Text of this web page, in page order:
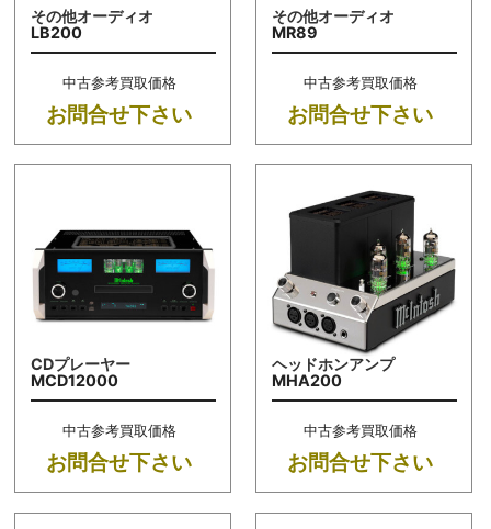
その他オーディオ
LB200
中古参考買取価格
お問合せ下さい
その他オーディオ
MR89
中古参考買取価格
お問合せ下さい
CDプレーヤー
MCD12000
中古参考買取価格
お問合せ下さい
ヘッドホンアンプ
MHA200
中古参考買取価格
お問合せ下さい